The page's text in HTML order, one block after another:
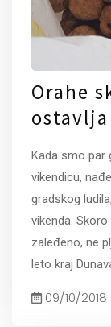
Orahe
ostavlja
Kada smo par
vikendicu,
gradskog
vikenda.
zaleđeno, ne
leto kraj
09/10/2018